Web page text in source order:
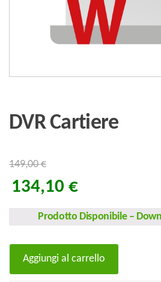
DVR Cartiere
149,00€
134,10 €
Prodotto Disponibile –
Aggiungi al carrello